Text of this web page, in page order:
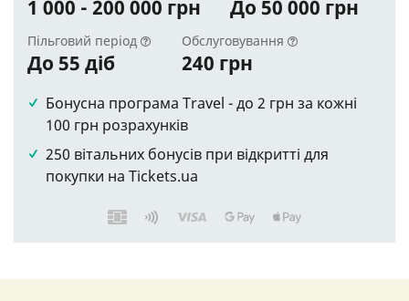
1 000 - 200 000 грн До 50 000 грн
Пільговий період
До 55 діб
Обслуговування
240 грн
Бонусна програма Travel - до 2 грн за кожні
100 грн розрахунків
250 вітальних бонусів при відкритті для
покупки на Tickets.ua